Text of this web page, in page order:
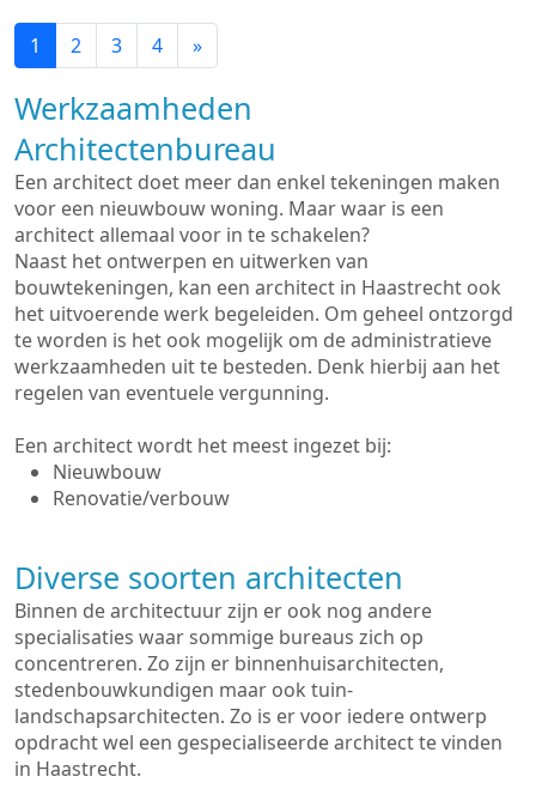
1 2 3 4 »
Werkzaamheden
Architectenbureau
Een architect doet meer dan enkel tekeningen maken
voor een nieuwbouw woning. Maar waar is een
architect allemaal voor in te schakelen?
Naast het ontwerpen en uitwerken van
bouwtekeningen, kan een architect in Haastrecht ook
het uitvoerende werk begeleiden. Om geheel ontzorgd
te worden is het ook mogelijk om de administratieve
werkzaamheden uit te besteden. Denk hierbij aan het
regelen van eventuele vergunning.
Een architect wordt het meest ingezet bij:
Nieuwbouw
Renovatie/verbouw
Diverse soorten architecten
Binnen de architectuur zijn er ook nog andere
specialisaties waar sommige bureaus zich op
concentreren. Zo zijn er binnenhuisarchitecten,
stedenbouwkundigen maar ook tuin-
landschapsarchitecten. Zo is er voor iedere ontwerp
opdracht wel een gespecialiseerde architect te vinden
in Haastrecht.